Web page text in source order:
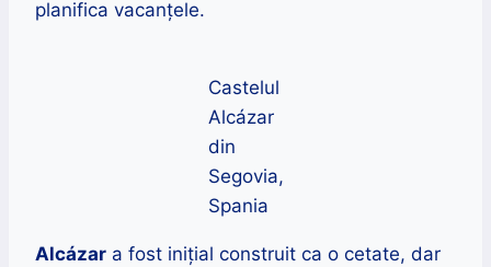
planifica vacanțele.
Castelul
Alcázar
din
Segovia,
Spania
Alcázar a fost inițial construit ca o cetate, dar